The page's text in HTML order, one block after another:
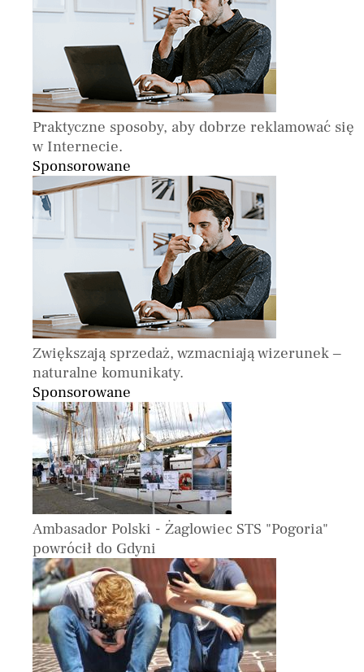
Praktyczne sposoby, aby dobrze reklamować się
w Internecie.
Sponsorowane
Zwiększają sprzedaż, wzmacniają wizerunek –
naturalne komunikaty.
Sponsorowane
Ambasador Polski - Żaglowiec STS "Pogoria"
powrócił do Gdyni